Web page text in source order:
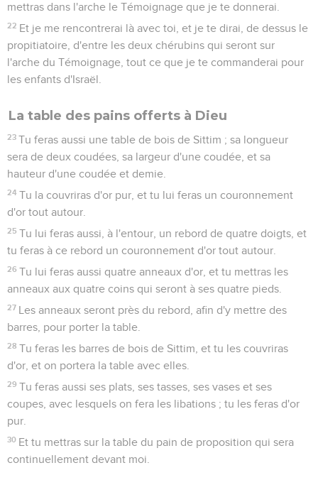
mettras dans l'arche le Témoignage que je te donnerai.
22 Et je me rencontrerai là avec toi, et je te dirai, de dessus le
propitiatoire, d'entre les deux chérubins qui seront sur
l'arche du Témoignage, tout ce que je te commanderai pour
les enfants d'Israël.
La table des pains offerts à Dieu
23 Tu feras aussi une table de bois de Sittim ; sa longueur
sera de deux coudées, sa largeur d'une coudée, et sa
hauteur d'une coudée et demie.
24 Tu la couvriras d'or pur, et tu lui feras un couronnement
d'or tout autour.
25 Tu lui feras aussi, à l'entour, un rebord de quatre doigts, et
tu feras à ce rebord un couronnement d'or tout autour.
26 Tu lui feras aussi quatre anneaux d'or, et tu mettras les
anneaux aux quatre coins qui seront à ses quatre pieds.
27 Les anneaux seront près du rebord, afin d'y mettre des
barres, pour porter la table.
28 Tu feras les barres de bois de Sittim, et tu les couvriras
d'or, et on portera la table avec elles.
29 Tu feras aussi ses plats, ses tasses, ses vases et ses
coupes, avec lesquels on fera les libations ; tu les feras d'or
pur.
30 Et tu mettras sur la table du pain de proposition qui sera
continuellement devant moi.